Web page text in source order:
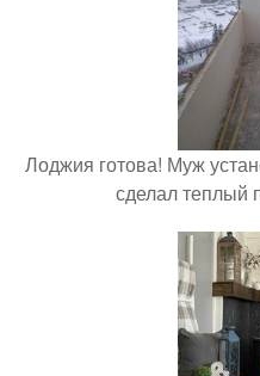
Лоджия готова! Муж
сделал теплый